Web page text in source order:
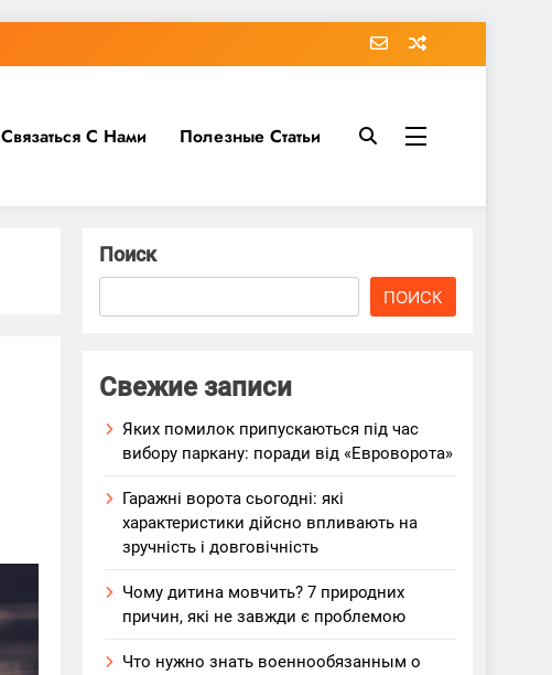
Связаться С Нами Полезные Статьи
Поиск
ПОИСК
Свежие записи
Яких помилок припускаються під час
вибору паркану: поради від «Евроворота»
Гаражні ворота сьогодні: які
характеристики дійсно впливають на
зручність і довговічність
Чому дитина мовчить? 7 природних
причин, які не завжди є проблемою
Что нужно знать военнообязанным о